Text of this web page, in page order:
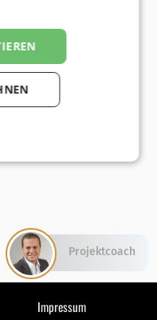
Impressum
Projektcoach